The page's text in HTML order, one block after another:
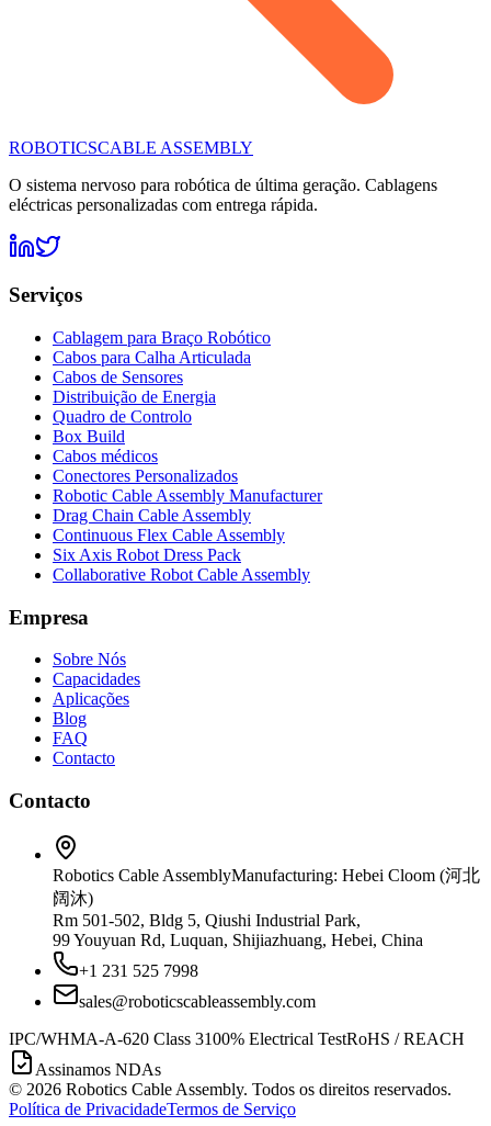
ROBOTICSCABLE ASSEMBLY
O sistema nervoso para robótica de última geração. Cablagens
eléctricas personalizadas com entrega rápida.
Serviços
Cablagem para Braço Robótico
Cabos para Calha Articulada
Cabos de Sensores
Distribuição de Energia
Quadro de Controlo
Box Build
Cabos médicos
Conectores Personalizados
Robotic Cable Assembly Manufacturer
Drag Chain Cable Assembly
Continuous Flex Cable Assembly
Six Axis Robot Dress Pack
Collaborative Robot Cable Assembly
Empresa
Sobre Nós
Capacidades
Aplicações
Blog
FAQ
Contacto
Contacto
Robotics Cable AssemblyManufacturing: Hebei Cloom (河北
阔沐)
Rm 501-502, Bldg 5, Qiushi Industrial Park,
99 Youyuan Rd, Luquan, Shijiazhuang, Hebei, China
+1 231 525 7998
sales@roboticscableassembly.com
IPC/WHMA-A-620 Class 3100% Electrical TestRoHS / REACH
Assinamos NDAs
© 2026 Robotics Cable Assembly. Todos os direitos reservados.
Política de PrivacidadeTermos de Serviço